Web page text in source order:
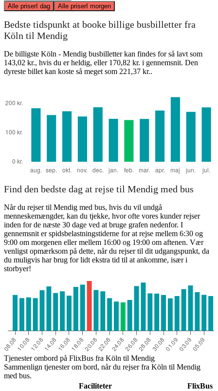
Alle priserI dag Alle priserI morgen
Bedste tidspunkt at booke billige busbilletter fra
Köln til Mendig
De billigste Köln - Mendig busbilletter kan findes for så lavt som
143,02 kr., hvis du er heldig, eller 170,82 kr. i gennemsnit. Den
dyreste billet kan koste så meget som 221,37 kr..
Find den bedste dag at rejse til Mendig med bus
Når du rejser til Mendig med bus, hvis du vil undgå
menneskemængder, kan du tjekke, hvor ofte vores kunder rejser
inden for de næste 30 dage ved at bruge grafen nedenfor. I
gennemsnit er spidsbelastningstiderne for at rejse mellem 6:30 og
9:00 om morgenen eller mellem 16:00 og 19:00 om aftenen. Vær
venligst opmærksom på dette, når du rejser til dit udgangspunkt, da
du muligvis har brug for lidt ekstra tid til at ankomme, især i
storbyer!
Tjenester ombord på FlixBus fra Köln til Mendig
Sammenlign tjenester om bord, når du rejser fra Köln til Mendig
med bus.
Faciliteter
FlixBus